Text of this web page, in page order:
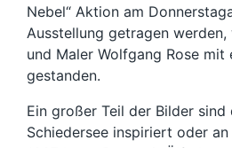
Nebel“ Aktion am
Ausstellung getragen werden,
und Maler Wolfgang Rose mit
gestanden.
Ein großer Teil der Bilder sind
Schiedersee inspiriert oder